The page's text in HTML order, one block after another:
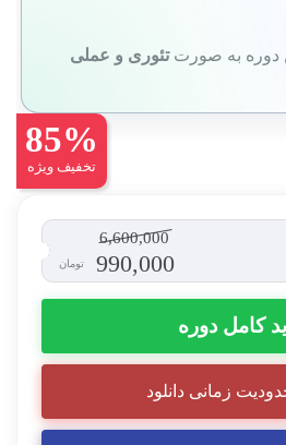
دوره به صورتتئوری و عملی
85%
تخفیف ویژه
6,600,000
قیمت
اصلی
6,600,000 تومان
بود.
990,000 تومان
قیمت
فعلی
است.
کامل دوره
زمانی دانلود